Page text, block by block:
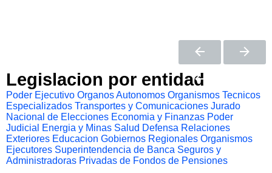
Legislacion por entidad
Poder Ejecutivo Organos Autonomos Organismos Tecnicos
Especializados Transportes y Comunicaciones Jurado
Nacional de Elecciones Economia y Finanzas Poder
Judicial
Energia y Minas Salud Defensa Relaciones
Exteriores Educacion Gobiernos Regionales Organismos
Ejecutores Superintendencia de Banca Seguros y
Administradoras Privadas de Fondos de Pensiones